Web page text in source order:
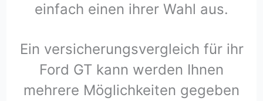
einfach einen ihrer Wahl aus.
Ein versicherungsvergleich für ihr
Ford GT kann werden Ihnen
mehrere Möglichkeiten gegeben